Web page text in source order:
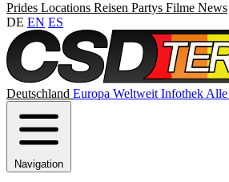
Prides Locations Reisen Partys Filme News
DE EN ES
Deutschland Europa Weltweit Infothek Alle
Navigation